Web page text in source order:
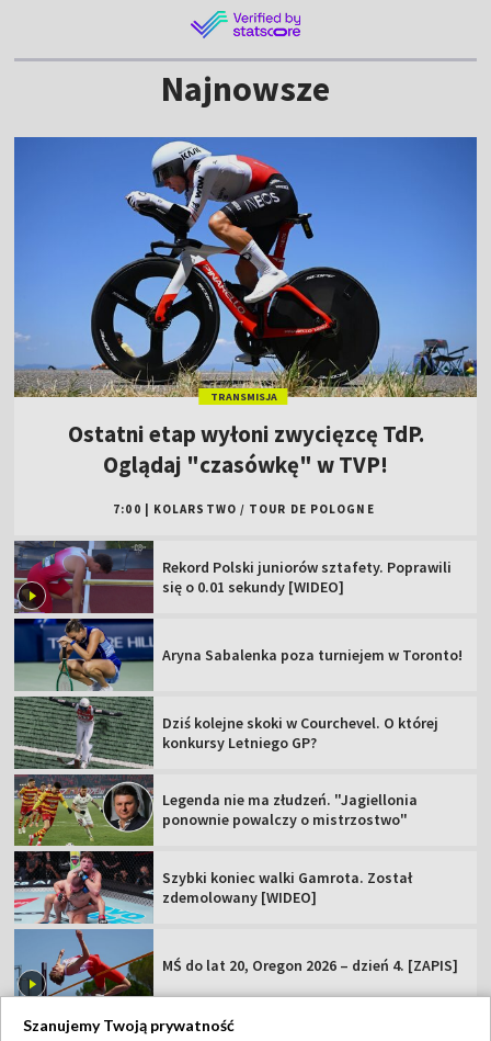
Najnowsze
TRANSMISJA
Ostatni etap wyłoni zwycięzcę TdP.
Oglądaj "czasówkę" w TVP!
7:00 KOLARSTWO / TOUR DE POLOGNE
Rekord Polski juniorów sztafety. Poprawili
się o 0.01 sekundy [WIDEO]
Aryna Sabalenka poza turniejem w Toronto!
Dziś kolejne skoki w Courchevel. O której
konkursy Letniego GP?
Legenda nie ma złudzeń. "Jagiellonia
ponownie powalczy o mistrzostwo"
Szybki koniec walki Gamrota. Został
zdemolowany [WIDEO]
MŚ do lat 20, Oregon 2026 – dzień 4. [ZAPIS]
Szanujemy Twoją prywatność